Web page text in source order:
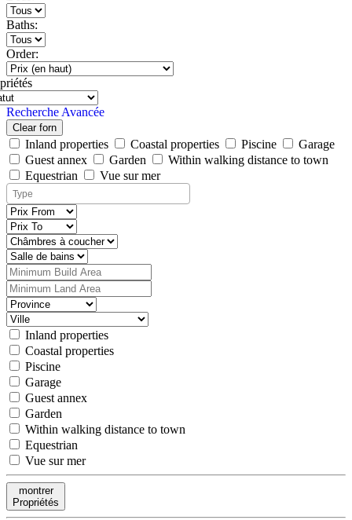
Baths:
Order:
Recherche Avancée
Clear forn
Inland properties Coastal properties Piscine
Garage
Guest annex
Garden
Within walking distance to town
Equestrian
Vue sur mer
Inland properties
Coastal properties
Piscine
Garage
Guest annex
Garden
Within walking distance to town
Equestrian
Vue sur mer
montrer
Propriétés